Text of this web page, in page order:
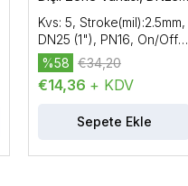
Kvs: 5, Stroke(mil):2.5mm,
DN25 (1"), PN16, On/Off
Vana
€14,36 + KDV
%58 €34,20
Sepete Ekle